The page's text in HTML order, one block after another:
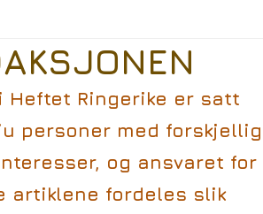
Heftet Ringerike er satt
personer med forskjellig
og ansvaret for
artiklene fordeles slik